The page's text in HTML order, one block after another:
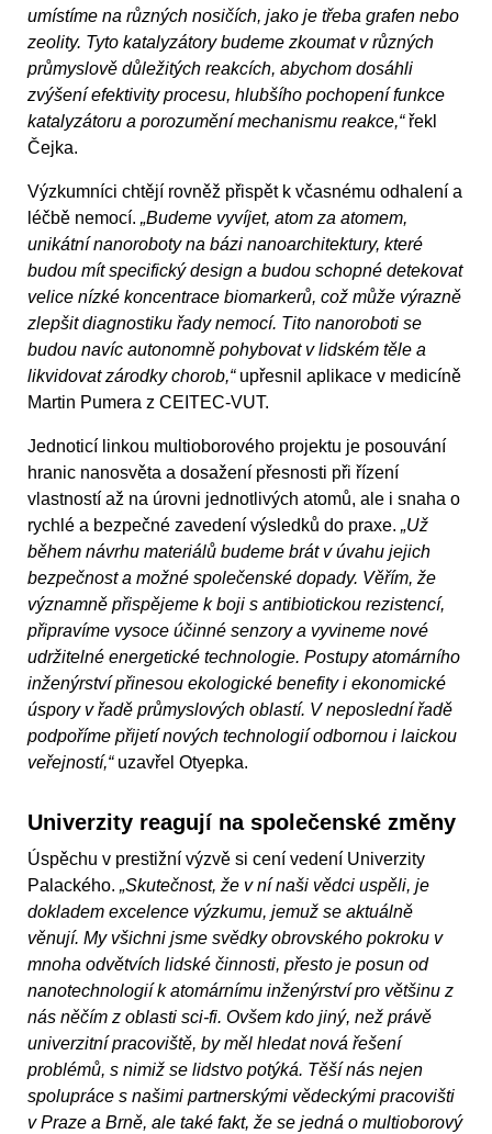
umístíme na různých nosičích, jako je třeba grafen nebo
zeolity. Tyto katalyzátory budeme zkoumat v různých
průmyslově důležitých reakcích, abychom dosáhli
zvýšení efektivity procesu, hlubšího pochopení funkce
katalyzátoru a porozumění mechanismu reakce,“řekl
Čejka.
Výzkumníci chtějí rovněž přispět k včasnému odhalení a
léčbě nemocí. „Budeme vyvíjet, atom za atomem,
unikátní nanoroboty na bázi nanoarchitektury, které
budou mít specifický design a budou schopné detekovat
velice nízké koncentrace biomarkerů, což může výrazně
zlepšit diagnostiku řady nemocí. Tito nanoroboti se
budou navíc autonomně pohybovat v lidském těle a
likvidovat zárodky chorob,“upřesnil aplikace v medicíně
Martin Pumera z CEITEC-VUT.
Jednoticí linkou multioborového projektu je posouvání
hranic nanosvěta a dosažení přesnosti při řízení
vlastností až na úrovni jednotlivých atomů, ale i snaha o
rychlé a bezpečné zavedení výsledků do praxe. „Už
během návrhu materiálů budeme brát v úvahu jejich
bezpečnost a možné společenské dopady. Věřím, že
významně přispějeme k boji s antibiotickou rezistencí,
připravíme vysoce účinné senzory a vyvineme nové
udržitelné energetické technologie. Postupy atomárního
inženýrství přinesou ekologické benefity i ekonomické
úspory v řadě průmyslových oblastí. V neposlední řadě
podpoříme přijetí nových technologií odbornou i laickou
veřejností,“uzavřel Otyepka.
Univerzity reagují na společenské změny
Úspěchu v prestižní výzvě si cení vedení Univerzity
Palackého. „Skutečnost, že v ní naši vědci uspěli, je
dokladem excelence výzkumu, jemuž se aktuálně
věnují. My všichni jsme svědky obrovského pokroku v
mnoha odvětvích lidské činnosti, přesto je posun od
nanotechnologií k atomárnímu inženýrství pro většinu z
nás něčím z oblasti sci-fi. Ovšem kdo jiný, než právě
univerzitní pracoviště, by měl hledat nová řešení
problémů, s nimiž se lidstvo potýká. Těší nás nejen
spolupráce s našimi partnerskými vědeckými pracovišti
v Praze a Brně, ale také fakt, že se jedná o multioborový